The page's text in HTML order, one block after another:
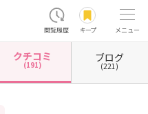
閲覧履歴 キープ メニュー
マリッジサンライズ クチコミ一覧
クチコミ
(191)
ブログ
(221)